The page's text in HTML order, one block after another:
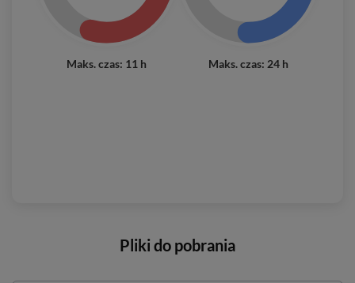
Maks. czas: 11 h Maks. czas: 24 h
Pliki do pobrania